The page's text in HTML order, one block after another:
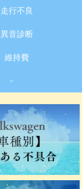
走行不良
異音診断
維持費